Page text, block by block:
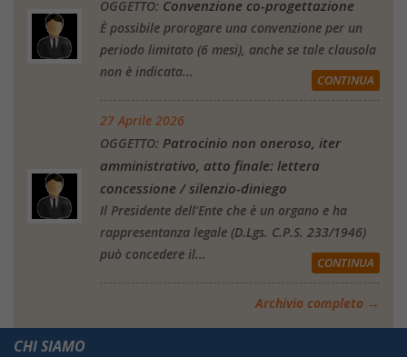
OGGETTO: Convenzione co-progettazione
È possibile prorogare una convenzione per un
periodo limitato (6 mesi), anche se tale clausola
non è indicata...
CONTINUA
27 Aprile 2026
OGGETTO: Patrocinio non oneroso, iter
amministrativo, atto finale: lettera
concessione / silenzio-diniego
Il Presidente dell'Ente che è un organo e ha
rappresentanza legale (D.Lgs. C.P.S. 233/1946)
può concedere il...
CONTINUA
Archivio completo →
CHI SIAMO